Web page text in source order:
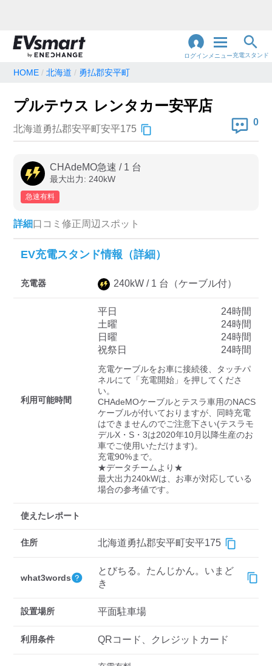
ログイン メニュー充電スタンド
地名・観光スポット・住所で検索
充電器の種類
急速充電器のみ表示
高速道路上のみ表示
認証システム
三菱ディーラーを表示
日産ディーラーを表示
充電器の出力
中速-20kW-以上 急速-44kW-以上
検索する
HOME 北海道 勇払郡安平町
プルテウス レンタカー安平店
北海道勇払郡安平町安平175
0
CHAdeMO急速 / 1 台
最大出力: 240kW
急速有料
詳細口コミ 修正周辺スポット
EV充電スタンド情報（詳細）
充電器 240kW / 1 台 （ケーブル付）
利用可能時間
平日
24時間
土曜
24時間
日曜
24時間
祝祭日
24時間
充電ケーブルをお車に接続後、タッチパ
ネルにて「充電開始」を押してくださ
い。
CHAdeMOケーブルとテスラ車用のNACS
ケーブルが付いておりますが、同時充電
はできませんのでご注意下さい(テスラモ
デルX・S・3は2020年10月以降生産のお
車でご使用いただけます)。
充電90%まで。
★データチームより★
最大出力240kWは、お車が対応している
場合の参考値です。
使えたレポート
住所 北海道勇払郡安平町安平175
what3words
とびちる。たんじかん。いまど
き
設置場所 平面駐車場
利用条件 QRコード、クレジットカード